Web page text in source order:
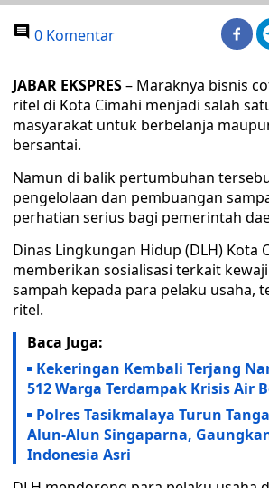
0 Komentar
JABAR EKSPRES– Maraknya bisnis
ritel di Kota Cimahi menjadi salah
masyarakat untuk berbelanja
bersantai.
Namun di balik pertumbuhan
pengelolaan dan pembuangan
perhatian serius bagi pemerintah
Dinas Lingkungan Hidup (DLH) Kota
memberikan sosialisasi terkait
sampah kepada para pelaku usaha,
ritel.
Baca Juga:
Kekeringan Kembali Terjang
512 Warga Terdampak Krisis Air
Polres Tasikmalaya Turun
Alun-Alun Singaparna,
Indonesia Asri